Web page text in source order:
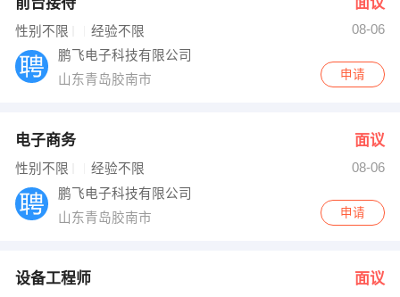
性别不限 经验不限
08-06
鹏飞电子科技有限公司
山东青岛胶南市
申请
电子商务 面议
性别不限 经验不限
08-06
鹏飞电子科技有限公司
山东青岛胶南市
申请
设备工程师 面议